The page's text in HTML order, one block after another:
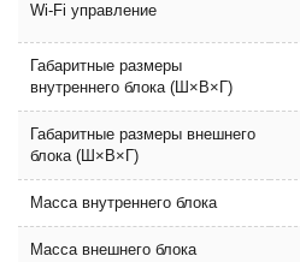
Wi-Fi управление
Габаритные размеры
внутреннего блока (Ш×В×Г)
Габаритные размеры внешнего
блока (Ш×В×Г)
Масса внутреннего блока
Масса внешнего блока